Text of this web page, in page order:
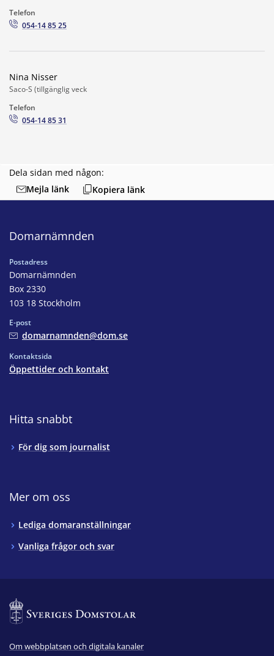
Dela sidan med någon:
Mejla länk
Kopiera länk
Telefon
054-14 85 25
Nina Nisser
Saco-S (tillgänglig veck
Telefon
054-14 85 31
Domarnämnden
Postadress
Domarnämnden
Box 2330
103 18 Stockholm
E-post
domarnamnden@dom.se
Kontaktsida
Öppettider och kontakt
Hitta snabbt
För dig som journalist
Mer om oss
Lediga domaranställningar
Vanliga frågor och svar
Om webbplatsen och digitala kanaler